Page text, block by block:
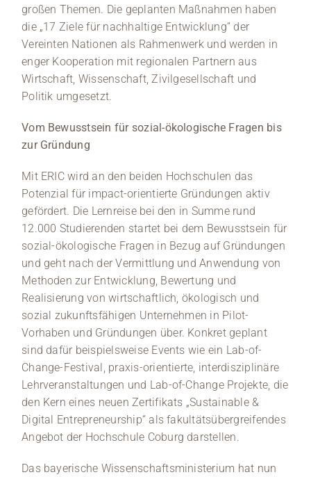
großen Themen. Die geplanten Maßnahmen haben
die „17 Ziele für nachhaltige Entwicklung“ der
Vereinten Nationen als Rahmenwerk und werden in
enger Kooperation mit regionalen Partnern aus
Wirtschaft, Wissenschaft, Zivilgesellschaft und
Politik umgesetzt.
Vom Bewusstsein für sozial-ökologische Fragen bis
zur Gründung
Mit ERIC wird an den beiden Hochschulen das
Potenzial für impact-orientierte Gründungen aktiv
gefördert. Die Lernreise bei den in Summe rund
12.000 Studierenden startet bei dem Bewusstsein für
sozial-ökologische Fragen in Bezug auf Gründungen
und geht nach der Vermittlung und Anwendung von
Methoden zur Entwicklung, Bewertung und
Realisierung von wirtschaftlich, ökologisch und
sozial zukunftsfähigen Unternehmen in Pilot-
Vorhaben und Gründungen über. Konkret geplant
sind dafür beispielsweise Events wie ein Lab-of-
Change-Festival, praxis-orientierte, interdisziplinäre
Lehrveranstaltungen und Lab-of-Change Projekte, die
den Kern eines neuen Zertifikats „Sustainable &
Digital Entrepreneurship“ als fakultätsübergreifendes
Angebot der Hochschule Coburg darstellen.
Das bayerische Wissenschaftsministerium hat nun